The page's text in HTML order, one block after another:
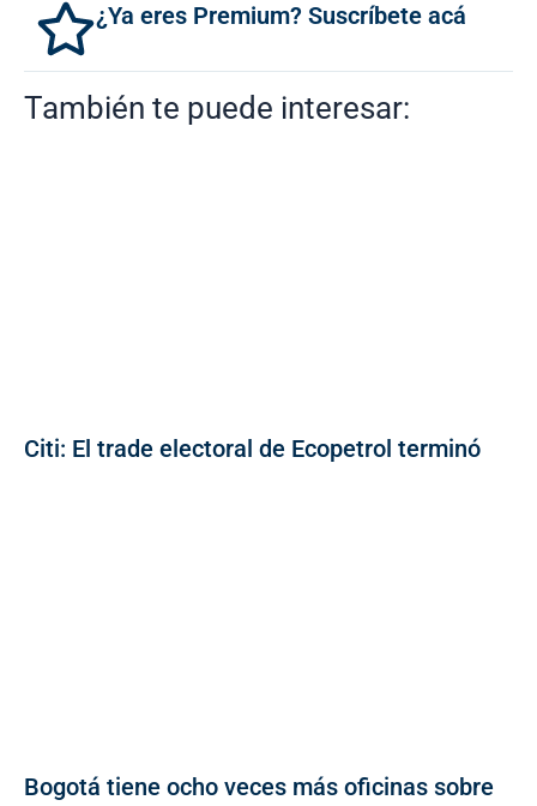
¿Ya eres Premium? Suscríbete acá
También te puede interesar:
Citi: El trade electoral de Ecopetrol terminó
Bogotá tiene ocho veces más oficinas sobre